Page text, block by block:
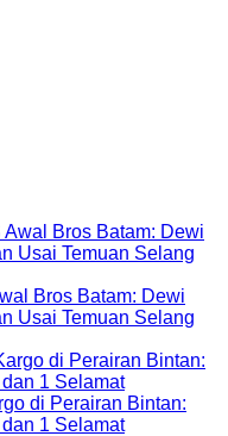
Bros Batam: Dewi
Usai Temuan Selang
di Perairan Bintan:
1 Selamat